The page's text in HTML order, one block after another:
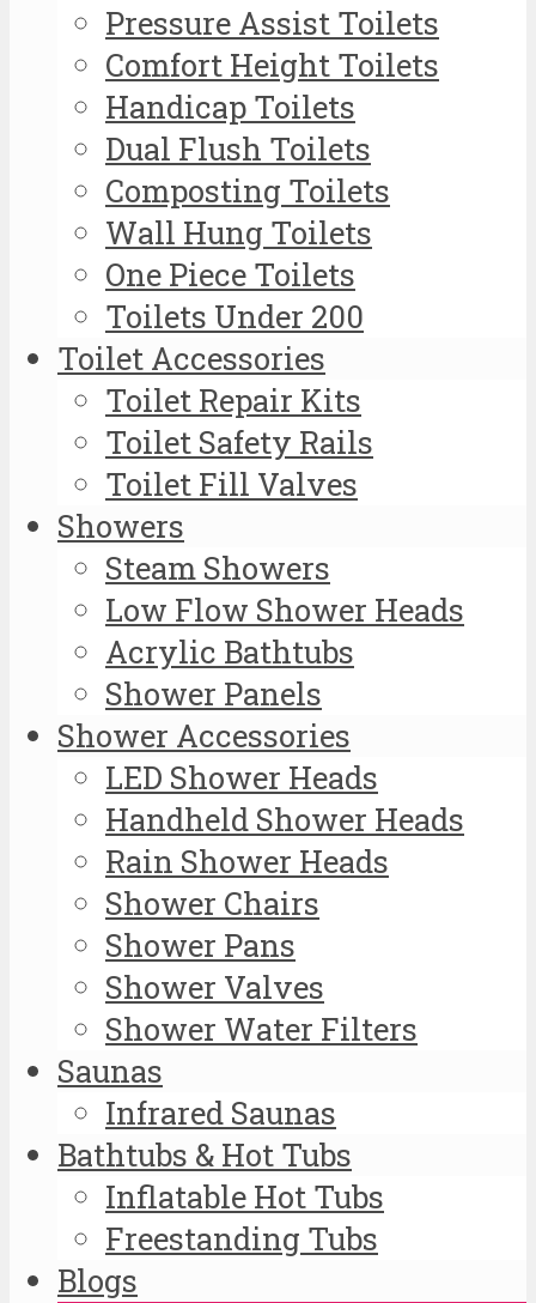
Pressure Assist Toilets
Comfort Height Toilets
Handicap Toilets
Dual Flush Toilets
Composting Toilets
Wall Hung Toilets
One Piece Toilets
Toilets Under 200
Toilet Accessories
Toilet Repair Kits
Toilet Safety Rails
Toilet Fill Valves
Showers
Steam Showers
Low Flow Shower Heads
Acrylic Bathtubs
Shower Panels
Shower Accessories
LED Shower Heads
Handheld Shower Heads
Rain Shower Heads
Shower Chairs
Shower Pans
Shower Valves
Shower Water Filters
Saunas
Infrared Saunas
Bathtubs & Hot Tubs
Inflatable Hot Tubs
Freestanding Tubs
Blogs